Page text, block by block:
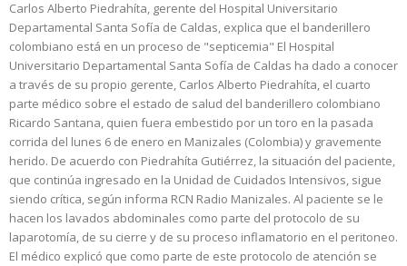
Carlos Alberto Piedrahíta, gerente del Hospital Universitario
Departamental Santa Sofía de Caldas, explica que el banderillero
colombiano está en un proceso de "septicemia" El Hospital
Universitario Departamental Santa Sofía de Caldas ha dado a conocer
a través de su propio gerente, Carlos Alberto Piedrahíta, el cuarto
parte médico sobre el estado de salud del banderillero colombiano
Ricardo Santana, quien fuera embestido por un toro en la pasada
corrida del lunes 6 de enero en Manizales (Colombia) y gravemente
herido. De acuerdo con Piedrahíta Gutiérrez, la situación del paciente,
que continúa ingresado en la Unidad de Cuidados Intensivos, sigue
siendo crítica, según informa RCN Radio Manizales. Al paciente se le
hacen los lavados abdominales como parte del protocolo de su
laparotomía, de su cierre y de su proceso inflamatorio en el peritoneo.
El médico explicó que como parte de este protocolo de atención se